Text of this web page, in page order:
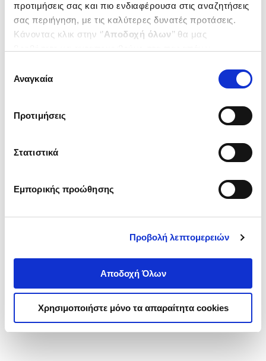
προτιμήσεις σας και πιο ενδιαφέρουσα στις αναζητήσεις
σας περιήγηση, με τις καλύτερες δυνατές προτάσεις.
Κάνοντας κλικ στην ‘’Αποδοχή όλων’’ θα μας
ενδιαφέρουν και να επιλέξετε από τα παρακάτω με την
΄΄και να ενημερωθείτε σχετικά με
συγκατάθεσης
Αναγκαία
Προτιμήσεις
Στατιστικά
Εμπορικής προώθησης
Προβολή λεπτομερειών
Αποδοχή Όλων
Χρησιμοποιήστε μόνο τα απαραίτητα cookies